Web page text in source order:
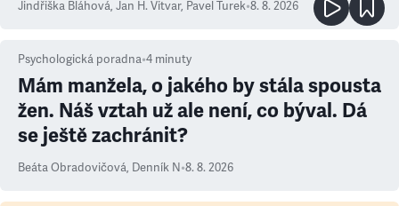
Jindřiška Bláhová, Jan H. Vitvar, Pavel Turek•8. 8. 2026
Psychologická poradna•4 minuty
Mám manžela, o jakého by stála spousta
žen. Náš vztah už ale není, co býval. Dá
se ještě zachránit?
Beáta Obradovičová, Denník N•8. 8. 2026